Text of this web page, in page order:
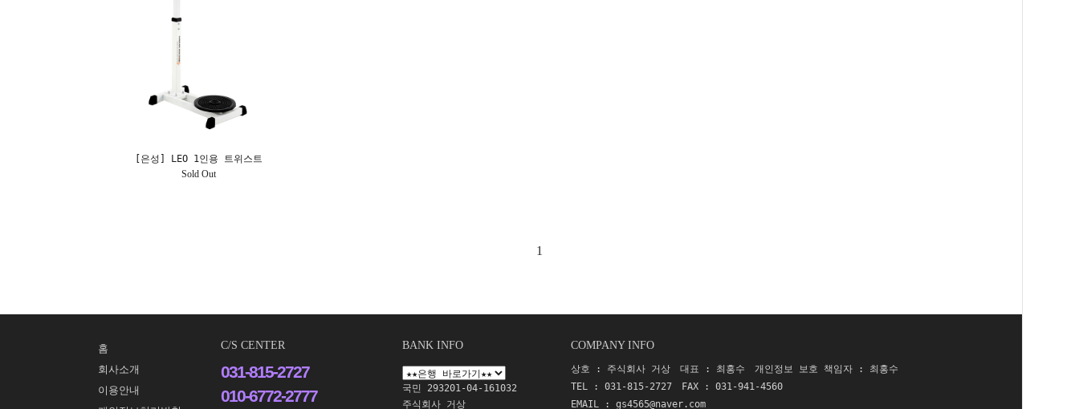
[은성] LEO 1인용 트위스트
Sold Out
1
홈
회사소개
이용안내
C/S CENTER
031-815-2727
010-6772-2777
BANK INFO
국민 293201-04-161032
주식회사 거상
COMPANY INFO
상호 : 주식회사 거상 대표 : 최홍수
개인정보 보호 책임자 : 최홍수
TEL : 031-815-2727
FAX : 031-941-4560
EMAIL : gs4565@naver.com